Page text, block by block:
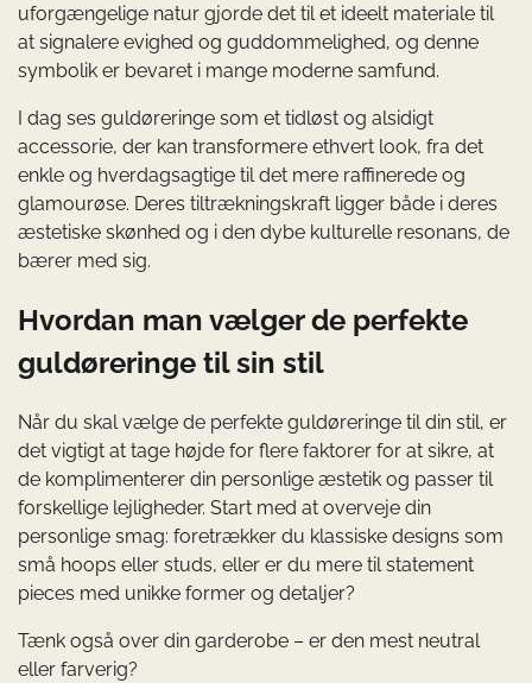
uforgængelige natur gjorde det til et ideelt materiale til
at signalere evighed og guddommelighed, og denne
symbolik er bevaret i mange moderne samfund.
I dag ses guldøreringe som et tidløst og alsidigt
accessorie, der kan transformere ethvert look, fra det
enkle og hverdagsagtige til det mere raffinerede og
glamourøse. Deres tiltrækningskraft ligger både i deres
æstetiske skønhed og i den dybe kulturelle resonans, de
bærer med sig.
Hvordan man vælger de perfekte
guldøreringe til sin stil
Når du skal vælge de perfekte guldøreringe til din stil, er
det vigtigt at tage højde for flere faktorer for at sikre, at
de komplimenterer din personlige æstetik og passer til
forskellige lejligheder. Start med at overveje din
personlige smag: foretrækker du klassiske designs som
små hoops eller studs, eller er du mere til statement
pieces med unikke former og detaljer?
Tænk også over din garderobe – er den mest neutral
eller farverig?